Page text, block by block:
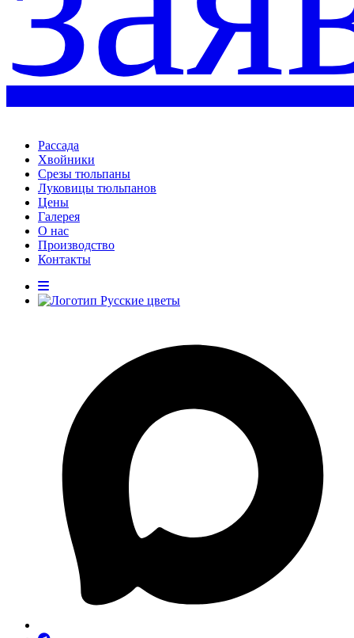
Рассада
Хвойники
Срезы тюльпаны
Луковицы тюльпанов
Цены
Галерея
О нас
Производство
Контакты